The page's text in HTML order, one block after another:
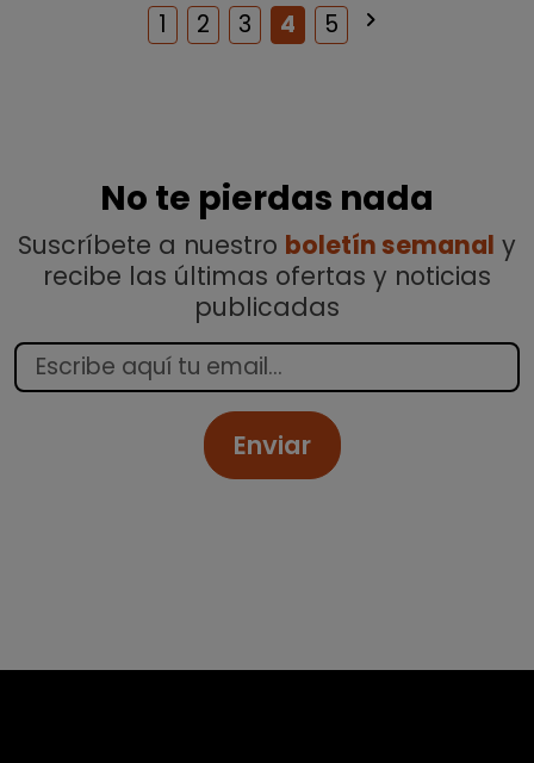
1 2 3 4 5 keyboard_arrow_right
No te pierdas nada
Suscríbete a nuestro boletín semanal y
recibe las últimas ofertas y noticias
publicadas
Enviar